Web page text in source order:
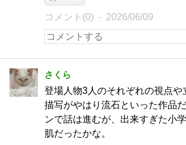
コメント(0) 2026/06/09
さくら
登場人物3人のそれぞれの視点や
描写がやはり流石といった作品
ンで話は進むが、出来すぎた小
肌だったかな。